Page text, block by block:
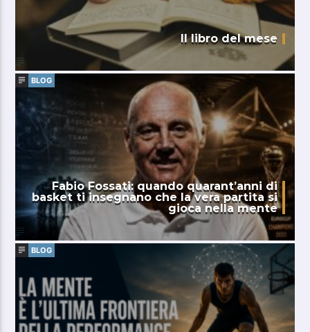
Il libro del mese
BLOG
Fabio Fossati: quando quarant’anni di
basket ti insegnano che la vera partita si
gioca nella mente
BLOG